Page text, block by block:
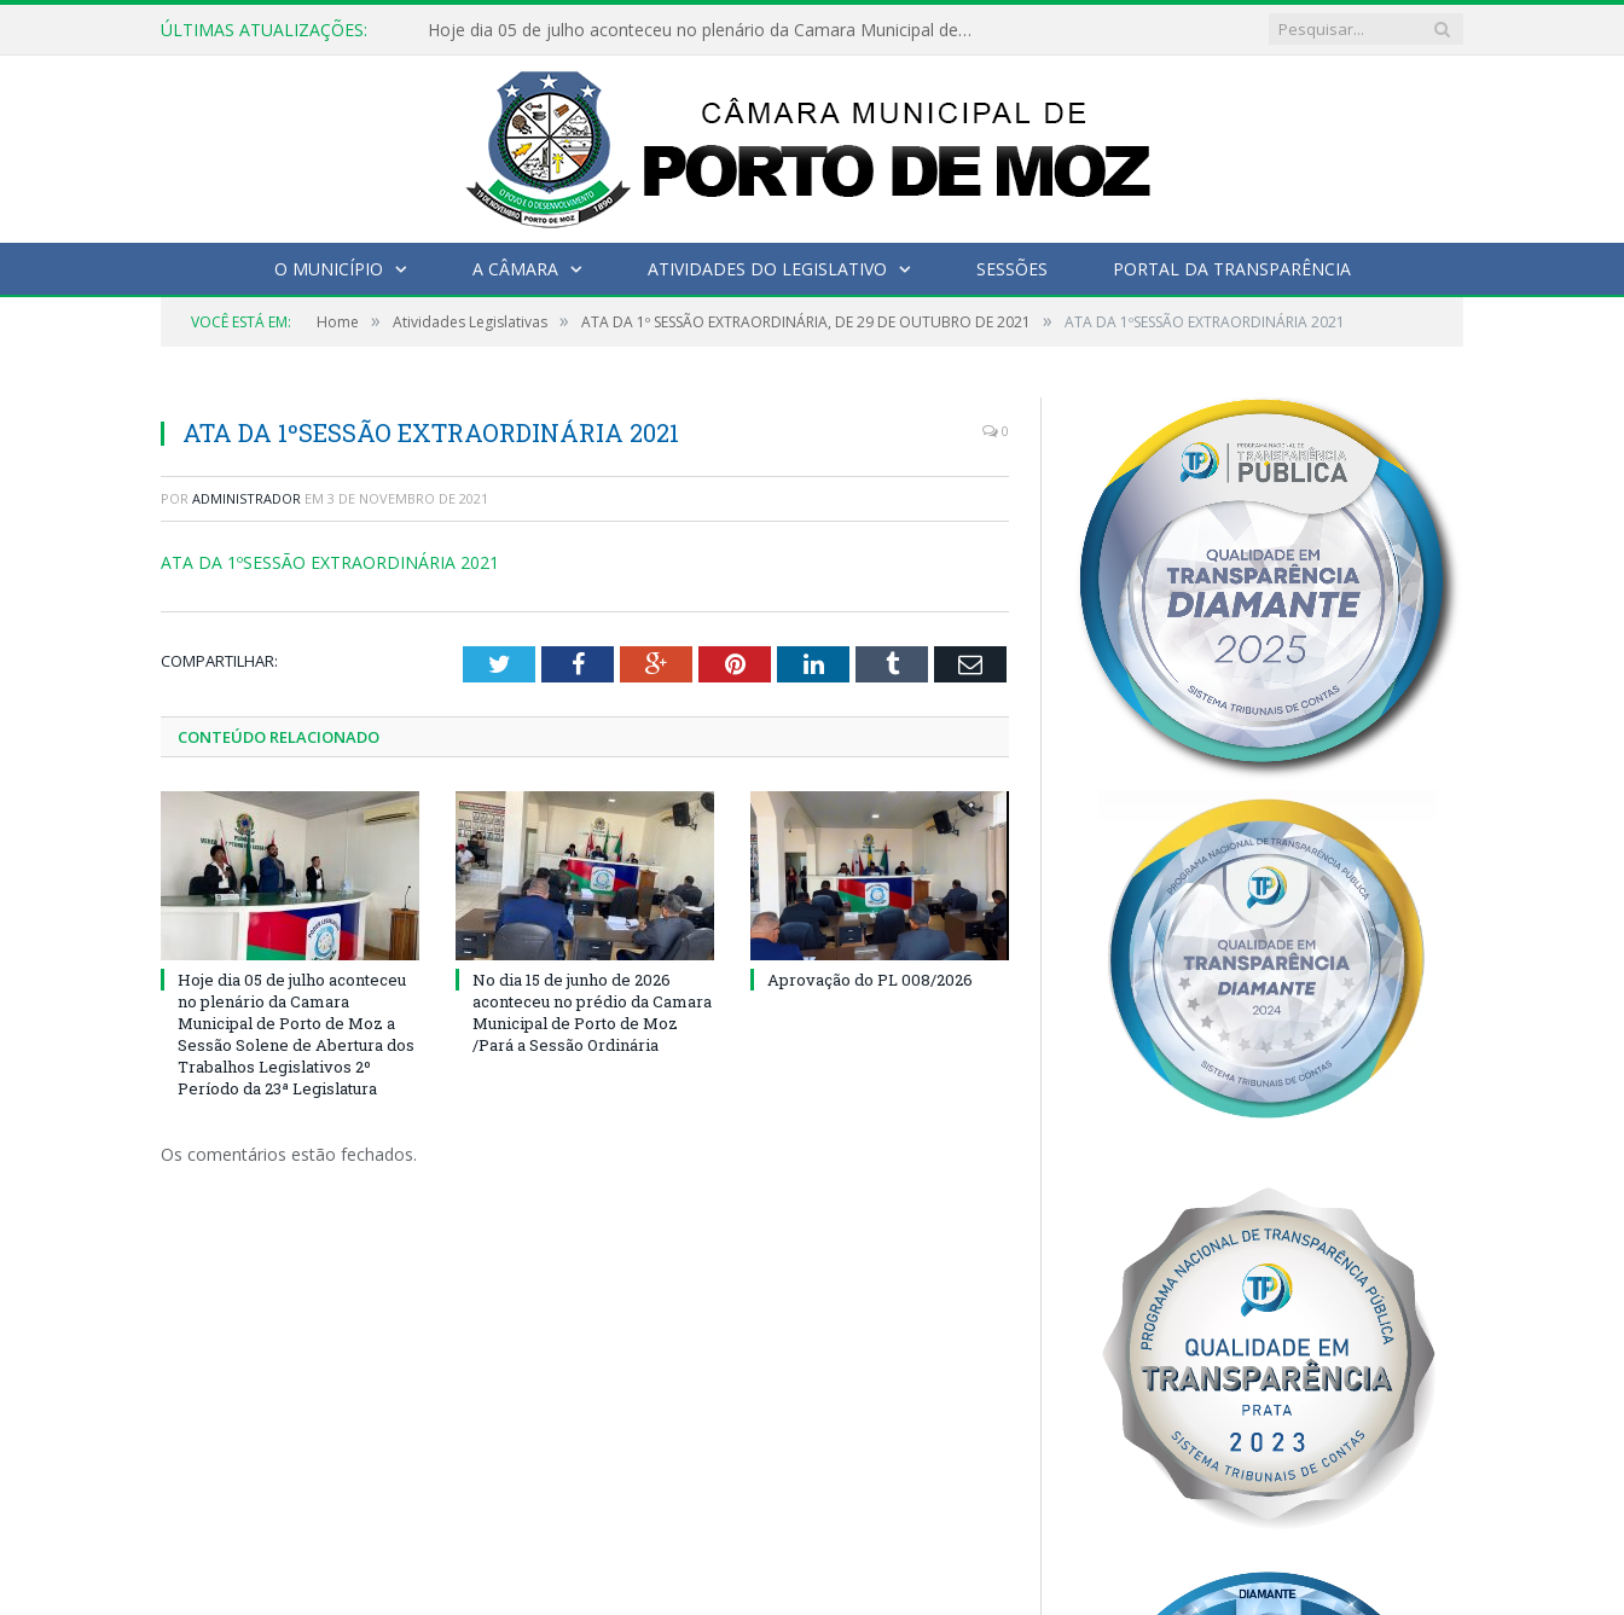
ÚLTIMAS ATUALIZAÇÕES: Hoje dia 05 de julho aconteceu no plenário da Camara Municipal de Porto de Moz a Sessão Solene de Abertura dos Trabalhos Legislativos 2º Período da 23ª Legislatura
O MUNICÍPIO A CÂMARA ATIVIDADES DO LEGISLATIVO SESSÕES PORTAL DA TRANSPARÊNCIA
VOCÊ ESTÁ EM: Home » Atividades Legislativas » ATA DA 1º SESSÃO EXTRAORDINÁRIA, DE 29 DE OUTUBRO DE 2021 » ATA DA 1ºSESSÃO EXTRAORDINÁRIA 2021
ATA DA 1ºSESSÃO EXTRAORDINÁRIA 2021 0
POR ADMINISTRADOR EM 3 DE NOVEMBRO DE 2021
ATA DA 1ºSESSÃO EXTRAORDINÁRIA 2021
COMPARTILHAR: TwitterFacebookGoogle+PinterestLinkedInTumblr Email
CONTEÚDO RELACIONADO
Hoje dia 05 de julho aconteceu
no plenário da Camara
Municipal de Porto de Moz a
Sessão Solene de Abertura dos
Trabalhos Legislativos 2º
Período da 23ª Legislatura
No dia 15 de junho de 2026
aconteceu no prédio da Camara
Municipal de Porto de Moz
/Pará a Sessão Ordinária
Aprovação do PL 008/2026
Os comentários estão fechados.